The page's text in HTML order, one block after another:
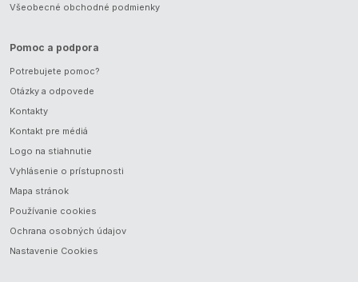
Všeobecné obchodné podmienky
Pomoc a podpora
Potrebujete pomoc?
Otázky a odpovede
Kontakty
Kontakt pre médiá
Logo na stiahnutie
Vyhlásenie o prístupnosti
Mapa stránok
Používanie cookies
Ochrana osobných údajov
Nastavenie Cookies